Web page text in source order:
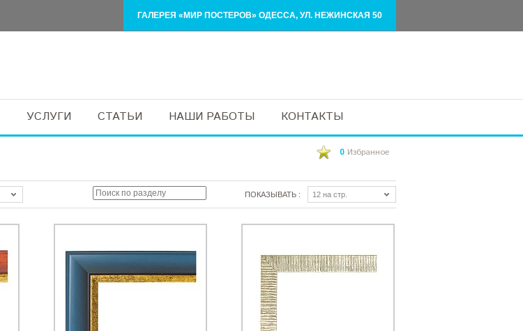
ГАЛЕРЕЯ «МИР ПОСТЕРОВ» ОДЕССА, УЛ. НЕЖИНСКАЯ 50
УСЛУГИ СТАТЬИ НАШИ РАБОТЫ КОНТАКТЫ
0 Избранное
ПОКАЗЫВАТЬ : 12 на стр.